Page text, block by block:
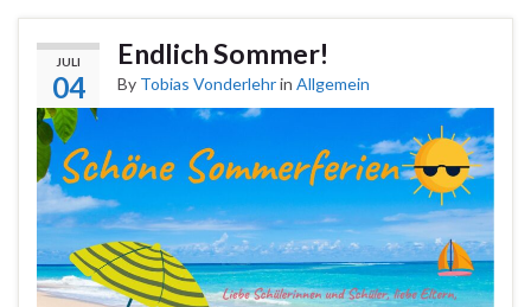
JULI
04
Endlich Sommer!
By Tobias Vonderlehrin Allgemein